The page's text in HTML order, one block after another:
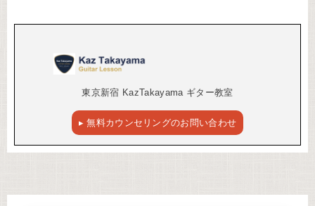
東京新宿 KazTakayama ギター教室
▸ 無料カウンセリングのお問い合わせ